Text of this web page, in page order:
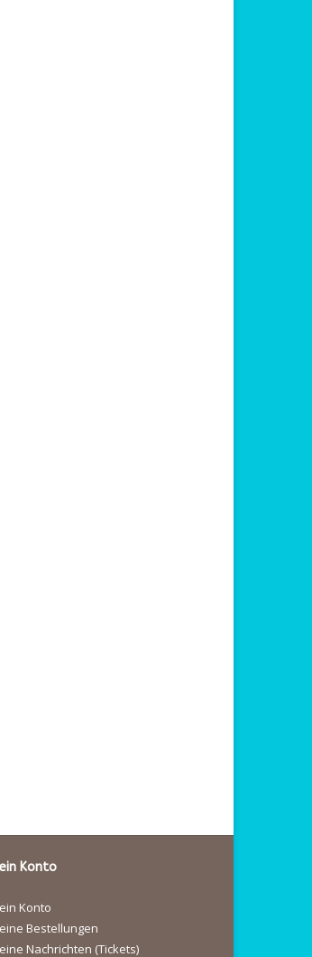
Konto
Konto
Bestellungen
Nachrichten (Tickets)